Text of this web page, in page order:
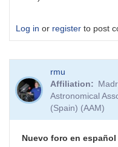
Log in or register to post
rmu
Affiliation
Astronomical
(Spain) (AAM)
Nuevo foro en español